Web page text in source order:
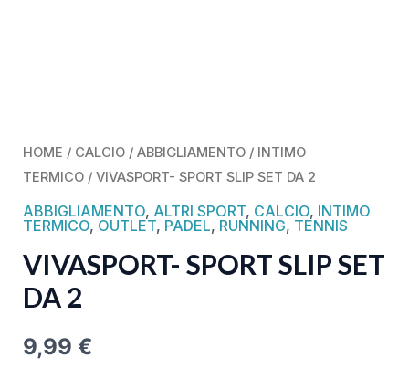
HOME / CALCIO/ ABBIGLIAMENTO/ INTIMO
TERMICO/ VIVASPORT- SPORT SLIP SET DA 2
ABBIGLIAMENTO, ALTRI SPORT, CALCIO, INTIMO
TERMICO, OUTLET, PADEL, RUNNING, TENNIS
VIVASPORT- SPORT SLIP SET
DA 2
9,99 €